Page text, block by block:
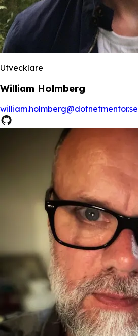
Utvecklare
William Holmberg
william.holmberg@dotnetmentor.se